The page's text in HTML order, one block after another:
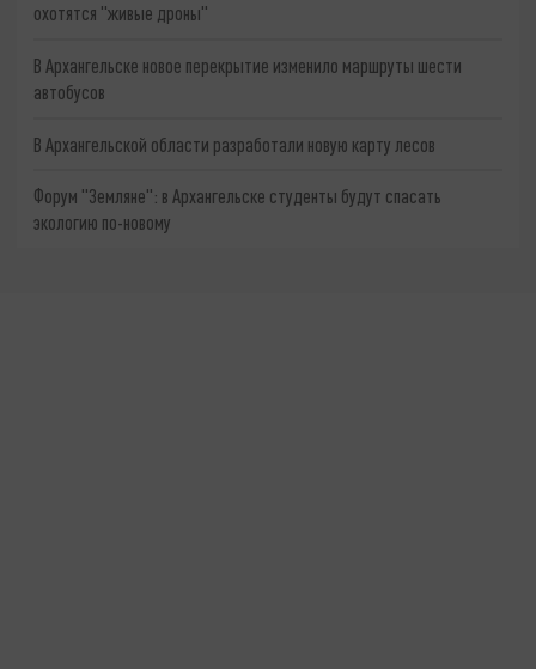
охотятся "живые дроны"
В Архангельске новое перекрытие изменило маршруты шести
автобусов
В Архангельской области разработали новую карту лесов
Форум "Земляне": в Архангельске студенты будут спасать
экологию по-новому